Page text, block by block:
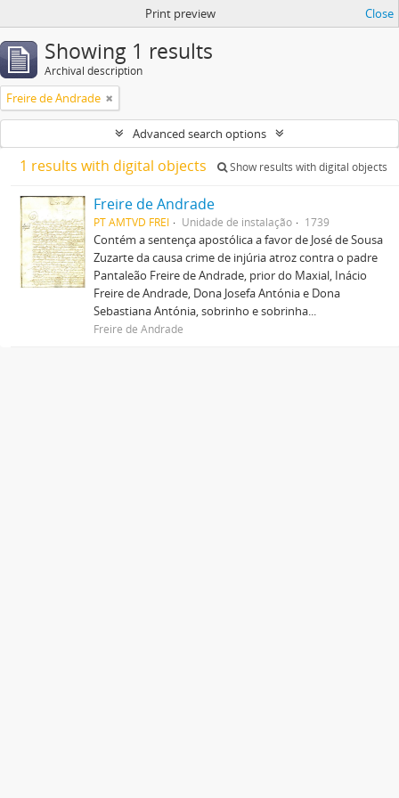
Print preview Close
Showing 1 results
Archival description
Freire de Andrade
Advanced search options
1 results with digital objects Show results with digital objects
Freire de Andrade
PT AMTVD FREI Unidade de instalação 1739
Contém a sentença apostólica a favor de José de Sousa
Zuzarte da causa crime de injúria atroz contra o padre
Pantaleão Freire de Andrade, prior do Maxial, Inácio
Freire de Andrade, Dona Josefa Antónia e Dona
Sebastiana Antónia, sobrinho e sobrinha...
Freire de Andrade